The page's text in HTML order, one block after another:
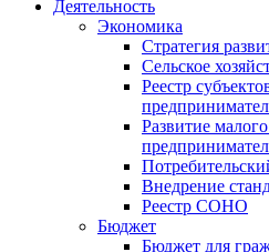
Деятельность
Экономика
Стратегия
Сельское
Реестр
Развитие
Внедрение
Реестр СОНО
Бюджет
Бюджет для